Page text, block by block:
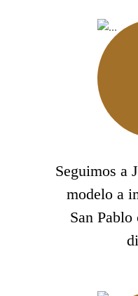
Seguimos a
modelo a
San